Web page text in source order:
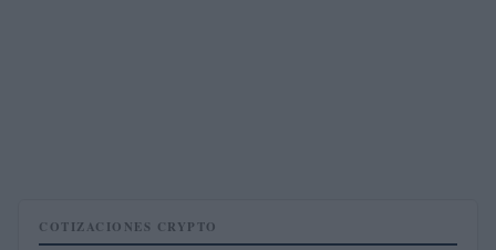
COTIZACIONES CRYPTO